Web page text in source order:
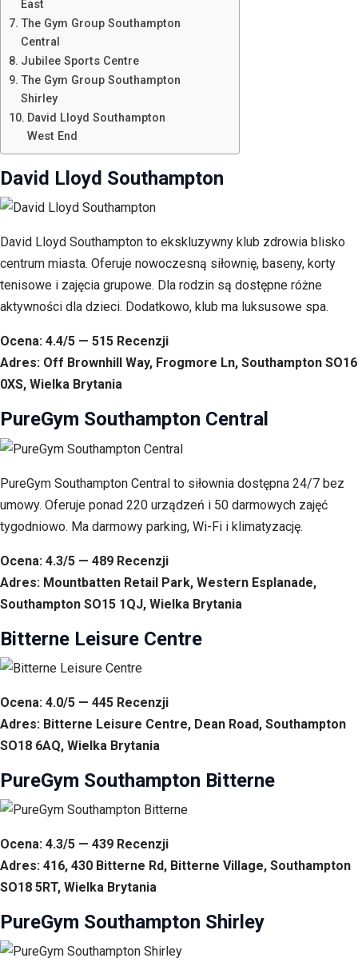
East
The Gym Group Southampton
Central
Jubilee Sports Centre
The Gym Group Southampton
Shirley
David Lloyd Southampton
West End
David Lloyd Southampton
David Lloyd Southampton to ekskluzywny klub zdrowia blisko
centrum miasta. Oferuje nowoczesną siłownię, baseny, korty
tenisowe i zajęcia grupowe. Dla rodzin są dostępne różne
aktywności dla dzieci. Dodatkowo, klub ma luksusowe spa.
Ocena: 4.4/5 — 515 Recenzji
Adres: Off Brownhill Way, Frogmore Ln, Southampton SO16
0XS, Wielka Brytania
PureGym Southampton Central
PureGym Southampton Central to siłownia dostępna 24/7 bez
umowy. Oferuje ponad 220 urządzeń i 50 darmowych zajęć
tygodniowo. Ma darmowy parking, Wi-Fi i klimatyzację.
Ocena: 4.3/5 — 489 Recenzji
Adres: Mountbatten Retail Park, Western Esplanade,
Southampton SO15 1QJ, Wielka Brytania
Bitterne Leisure Centre
Ocena: 4.0/5 — 445 Recenzji
Adres: Bitterne Leisure Centre, Dean Road, Southampton
SO18 6AQ, Wielka Brytania
PureGym Southampton Bitterne
Ocena: 4.3/5 — 439 Recenzji
Adres: 416, 430 Bitterne Rd, Bitterne Village, Southampton
SO18 5RT, Wielka Brytania
PureGym Southampton Shirley